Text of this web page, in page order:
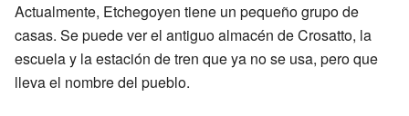
Actualmente, Etchegoyen tiene un pequeño grupo de
casas. Se puede ver el antiguo almacén de Crosatto, la
escuela y la estación de tren que ya no se usa, pero que
lleva el nombre del pueblo.